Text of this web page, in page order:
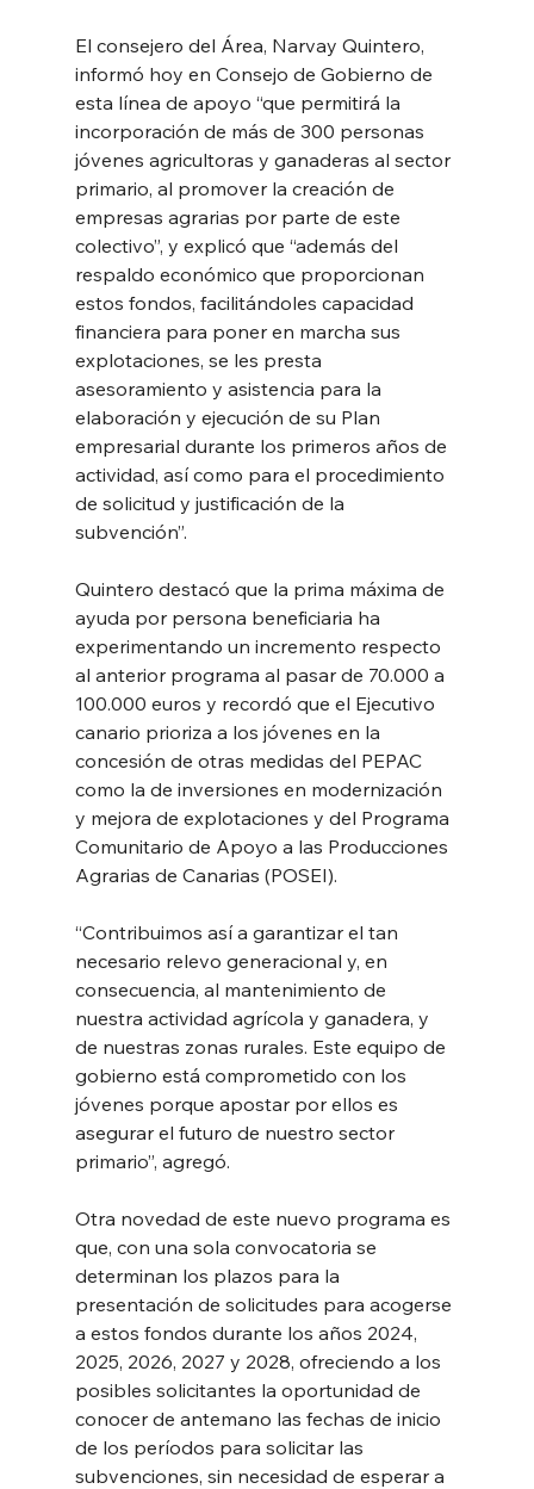
El consejero del Área, Narvay Quintero,
informó hoy en Consejo de Gobierno de
esta línea de apoyo “que permitirá la
incorporación de más de 300 personas
jóvenes agricultoras y ganaderas al sector
primario, al promover la creación de
empresas agrarias por parte de este
colectivo”, y explicó que “además del
respaldo económico que proporcionan
estos fondos, facilitándoles capacidad
financiera para poner en marcha sus
explotaciones, se les presta
asesoramiento y asistencia para la
elaboración y ejecución de su Plan
empresarial durante los primeros años de
actividad, así como para el procedimiento
de solicitud y justificación de la
subvención”.
Quintero destacó que la prima máxima de
ayuda por persona beneficiaria ha
experimentando un incremento respecto
al anterior programa al pasar de 70.000 a
100.000 euros y recordó que el Ejecutivo
canario prioriza a los jóvenes en la
concesión de otras medidas del PEPAC
como la de inversiones en modernización
y mejora de explotaciones y del Programa
Comunitario de Apoyo a las Producciones
Agrarias de Canarias (POSEI).
“Contribuimos así a garantizar el tan
necesario relevo generacional y, en
consecuencia, al mantenimiento de
nuestra actividad agrícola y ganadera, y
de nuestras zonas rurales. Este equipo de
gobierno está comprometido con los
jóvenes porque apostar por ellos es
asegurar el futuro de nuestro sector
primario”, agregó.
Otra novedad de este nuevo programa es
que, con una sola convocatoria se
determinan los plazos para la
presentación de solicitudes para acogerse
a estos fondos durante los años 2024,
2025, 2026, 2027 y 2028, ofreciendo a los
posibles solicitantes la oportunidad de
conocer de antemano las fechas de inicio
de los períodos para solicitar las
subvenciones, sin necesidad de esperar a